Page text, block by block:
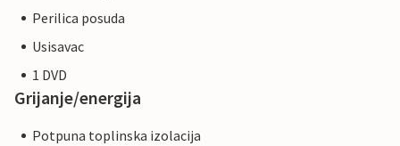
Perilica posuda
Usisavac
1 DVD
Grijanje/energija
Potpuna toplinska izolacija